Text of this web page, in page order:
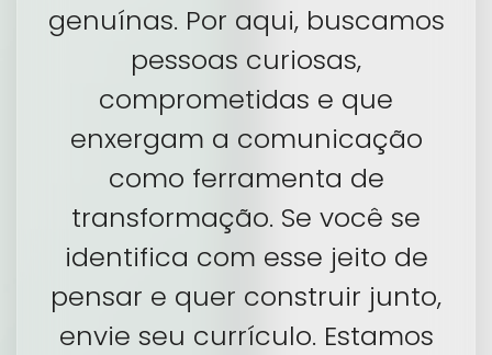
genuínas. Por aqui, buscamos
pessoas curiosas,
comprometidas e que
enxergam a comunicação
como ferramenta de
transformação. Se você se
identifica com esse jeito de
pensar e quer construir junto,
envie seu currículo. Estamos